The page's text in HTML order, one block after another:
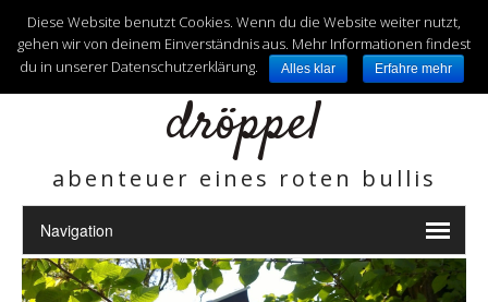
unterwegs mit
dröppel
abenteuer eines roten bullis
Diese Website benutzt Cookies. Wenn du die Website weiter nutzt,
gehen wir von deinem Einverständnis aus. Mehr Informationen findest
du in unserer Datenschutzerklärung.
Alles klar Erfahre mehr